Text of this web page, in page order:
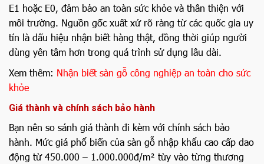
E1 hoặc E0, đảm bảo an toàn sức khỏe và thân thiện với
môi trường. Nguồn gốc xuất xứ rõ ràng từ các quốc gia uy
tín là dấu hiệu nhận biết hàng thật, đồng thời giúp người
dùng yên tâm hơn trong quá trình sử dụng lâu dài.
Xem thêm: Nhận biết sàn gỗ công nghiệp an toàn cho sức
khỏe
Giá thành và chính sách bảo hành
Bạn nên so sánh giá thành đi kèm với chính sách bảo
hành. Mức giá phổ biến của sàn gỗ nhập khẩu cao cấp dao
động từ 450.000 – 1.000.000đ/m² tùy vào từng thương